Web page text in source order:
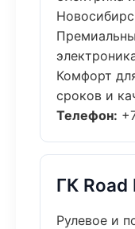
Комфорт
сроков и
Телефон:
ГК Road
Рулевое и